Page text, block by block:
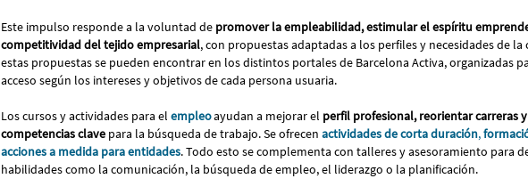
Este impulso responde a la voluntad de promover la empleabilidad, estimular el espíritu
competitividad del tejido empresarial, con propuestas adaptadas a los perfiles y necesidades de la
estas propuestas se pueden encontrar en los distintos portales de Barcelona Activa, organizadas
acceso según los intereses y objetivos de cada persona usuaria.
Los cursos y actividades para el empleoayudan a mejorar el perfil profesional, reorientar carreras
competencias clave para la búsqueda de trabajo. Se ofrecen actividades de corta duración,
acciones a medida para entidades. Todo esto se complementa con talleres y asesoramiento para
habilidades como la comunicación, la búsqueda de empleo, el liderazgo o la planificación.